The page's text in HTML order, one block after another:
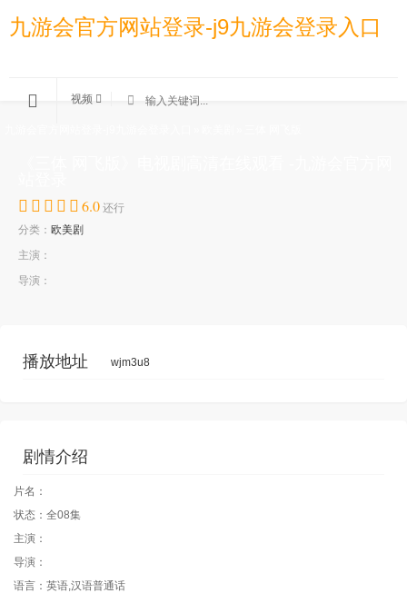
九游会官方网站登录-j9九游会登录入口
视频
6.0 还行
分类： 欧美剧
主演：
导演：
播放地址 wjm3u8
剧情介绍
片名：
状态：全08集
主演：
导演：
语言：英语,汉语普通话